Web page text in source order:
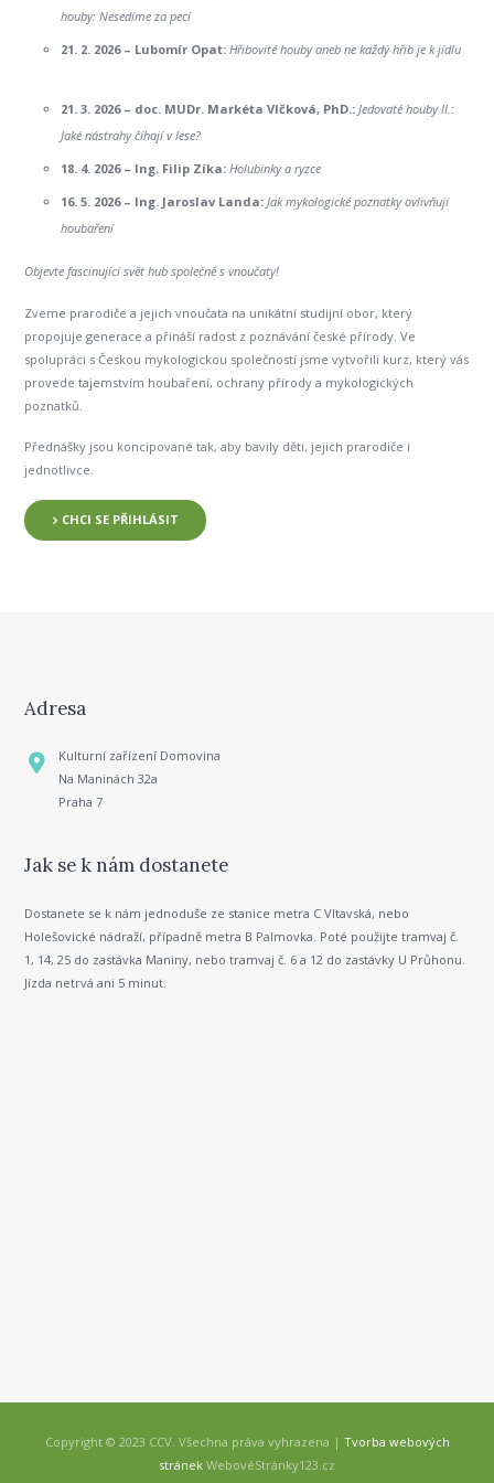
houby: Nesedíme za pecí
21. 2. 2026 – Lubomír Opat:Hřibovité houby aneb ne každý hřib je k jídlu
21. 3. 2026 – doc. MUDr. Markéta Vlčková, PhD.:Jedovaté houby II.:
Jaké nástrahy číhají v lese?
18. 4. 2026 – Ing. Filip Zíka:Holubinky a ryzce
16. 5. 2026 – Ing. Jaroslav Landa:Jak mykologické poznatky ovlivňují
houbaření
Objevte fascinující svět hub společně s vnoučaty!
Zveme prarodiče a jejich vnoučata na unikátní studijní obor, který
propojuje generace a přináší radost z poznávání české přírody. Ve
spolupráci s Českou mykologickou společností jsme vytvořili kurz, který vás
provede tajemstvím houbaření, ochrany přírody a mykologických
poznatků.
Přednášky jsou koncipované tak, aby bavily děti, jejich prarodiče i
jednotlivce.
CHCI SE PŘIHLÁSIT
Adresa
Kulturní zařízení Domovina
Na Maninách 32a
Praha 7
Jak se k nám dostanete
Dostanete se k nám jednoduše ze stanice metra C Vltavská, nebo
Holešovické nádraží, případně metra B Palmovka. Poté použijte tramvaj č.
1, 14, 25 do zastávka Maniny, nebo tramvaj č. 6 a 12 do zastávky U Průhonu.
Jízda netrvá ani 5 minut.
Copyright © 2023 CCV. Všechna práva vyhrazena | Tvorba webových
stránek WebovéStránky123.cz